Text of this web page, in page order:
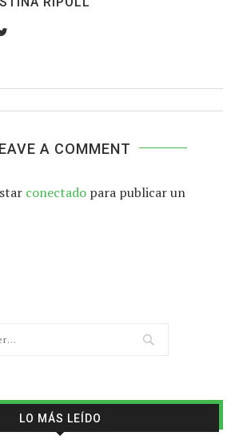
A COMMENT
conectado para publicar un
LO MÁS LEÍDO